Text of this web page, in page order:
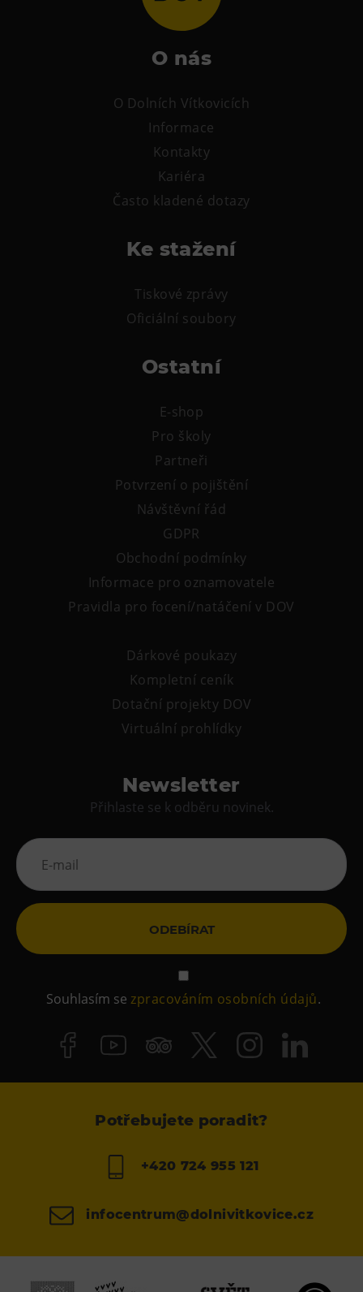
O nás
O Dolních Vítkovicích
Informace
Kontakty
Kariéra
Často kladené dotazy
Ke stažení
Tiskové zprávy
Oficiální soubory
Ostatní
E-shop
Pro školy
Partneři
Potvrzení o pojištění
Návštěvní řád
GDPR
Obchodní podmínky
Informace pro oznamovatele
Pravidla pro focení/natáčení v DOV
Dárkové poukazy
Kompletní ceník
Dotační projekty DOV
Virtuální prohlídky
Newsletter
Přihlaste se k odběru novinek.
ODEBÍRAT
Souhlasím sezpracováním osobních údajů.
Potřebujete poradit?
+420 724 955 121
infocentrum@dolnivitkovice.cz